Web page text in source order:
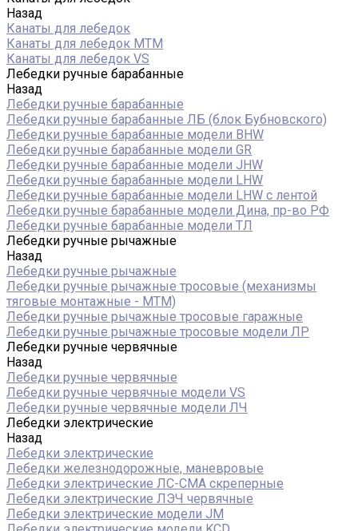
Назад
Канаты для лебедок
Канаты для лебедок MTM
Канаты для лебедок VS
Лебедки ручные барабанные
Назад
Лебедки ручные барабанные
Лебедки ручные барабанные ЛБ (блок Бубновского)
Лебедки ручные барабанные модели BHW
Лебедки ручные барабанные модели GR
Лебедки ручные барабанные модели JHW
Лебедки ручные барабанные модели LHW
Лебедки ручные барабанные модели LHW c лентой
Лебедки ручные барабанные модели Дина, пр-во РФ
Лебедки ручные барабанные модели ТЛ
Лебедки ручные рычажные
Назад
Лебедки ручные рычажные
Лебедки ручные рычажные тросовые (механизмы
тяговые монтажные - МТМ)
Лебедки ручные рычажные тросовые гаражные
Лебедки ручные рычажные тросовые модели ЛР
Лебедки ручные червячные
Назад
Лебедки ручные червячные
Лебедки ручные червячные модели VS
Лебедки ручные червячные модели ЛЧ
Лебедки электрические
Назад
Лебедки электрические
Лебедки железнодорожные, маневровые
Лебедки электрические ЛС-СМА скреперные
Лебедки электрические ЛЭЧ червячные
Лебедки электрические модели JM